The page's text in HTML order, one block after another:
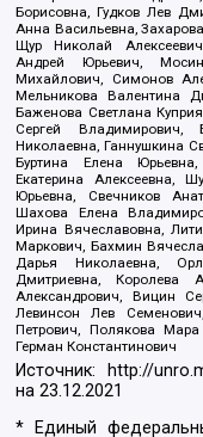
Борисовна, Гудков Лев
Анна Васильевна,
Щур Николай
Андрей Юрьевич,
Михайлович, Симонов
Мельникова Валентина
Баженова Светлана
Сергей Владимирович,
Николаевна, Ганнушкина
Буртина Елена
Екатерина Алексеевна,
Юрьевна, Свечников
Шахова Елена
Ирина Вячеславовна,
Маркович, Бахмин
Дарья Николаевна,
Дмитриевна, Королева
Александрович, Вицин
Левинсон Лев
Петрович, Полякова
Герман Константинович
Источник: http://
на23.12.2021
* Единый